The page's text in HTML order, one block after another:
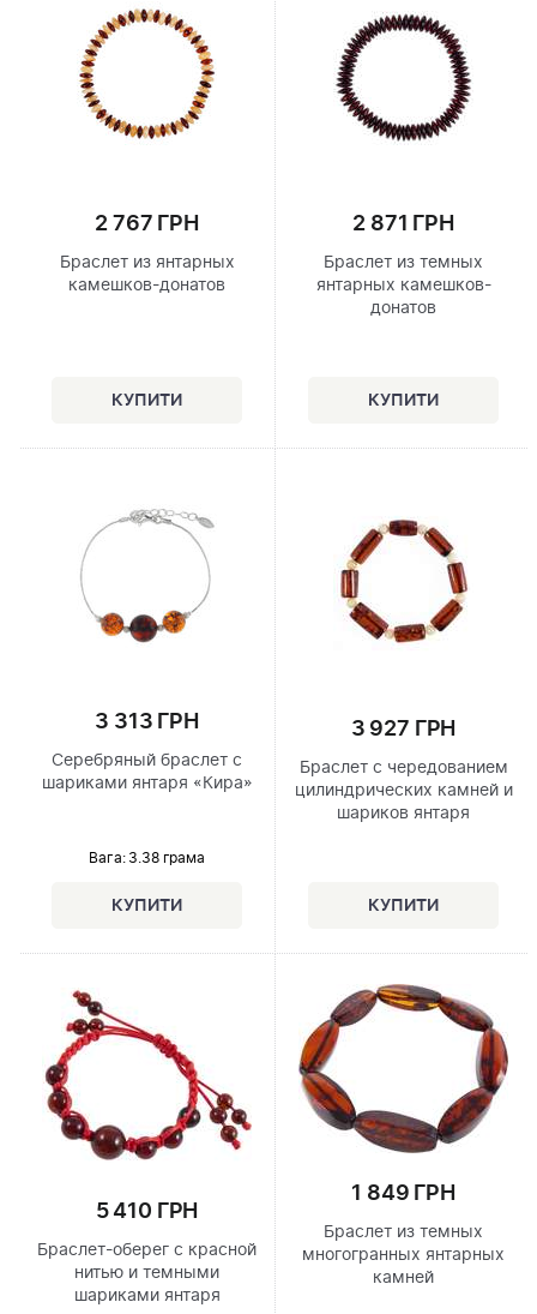
2 767 ГРН
Браслет из янтарных
камешков-донатов
2 871 ГРН
Браслет из темных
янтарных камешков-
донатов
3 313 ГРН
Серебряный браслет с
шариками янтаря «Кира»
Вага: 3.38 грама
3 927 ГРН
Браслет с чередованием
цилиндрических камней и
шариков янтаря
5 410 ГРН
Браслет-оберег с красной
нитью и темными
шариками янтаря
1 849 ГРН
Браслет из темных
многогранных янтарных
камней